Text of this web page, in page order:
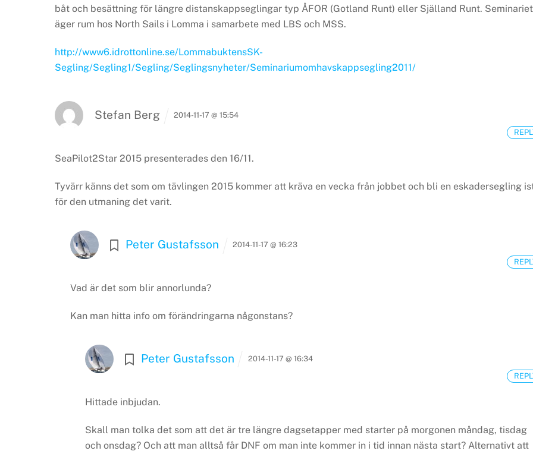
båt och besättning för längre distanskappseglingar typ ÅFOR (Gotland Runt) eller Själland Runt. Seminariet
äger rum hos North Sails i Lomma i samarbete med LBS och MSS.
http://www6.idrottonline.se/LommabuktensSK-
Segling/Segling1/Segling/Seglingsnyheter/Seminariumomhavskappsegling2011/
Stefan Berg 2014-11-17 @ 15:54
SeaPilot2Star 2015 presenterades den 16/11.
Tyvärr känns det som om tävlingen 2015 kommer att kräva en vecka från jobbet och bli en eskadersegling
för den utmaning det varit.
Peter Gustafsson 2014-11-17 @ 16:23
Vad är det som blir annorlunda?
Kan man hitta info om förändringarna någonstans?
Peter Gustafsson 2014-11-17 @ 16:34
Hittade inbjudan.
Skall man tolka det som att det är tre längre dagsetapper med starter på morgonen måndag, tisdag
och onsdag? Och att man alltså får DNF om man inte kommer in i tid innan nästa start? Alternativt att